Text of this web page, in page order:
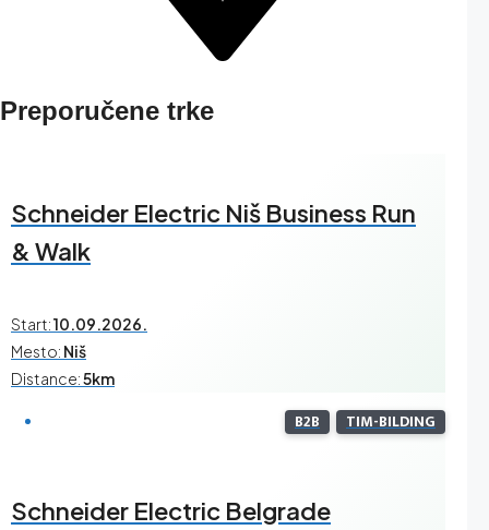
Preporučene trke
Schneider Electric Niš Business Run
& Walk
Start:10.09.2026.
Mesto: Niš
Distance:5km
B2B TIM-BILDING
Schneider Electric Belgrade